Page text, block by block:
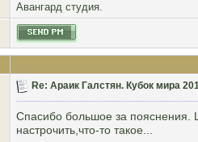
Авангард студия.
Re: Араик Галстян. Кубок мира
Спасибо большое за пояснения.
настрочить,что-то такое...